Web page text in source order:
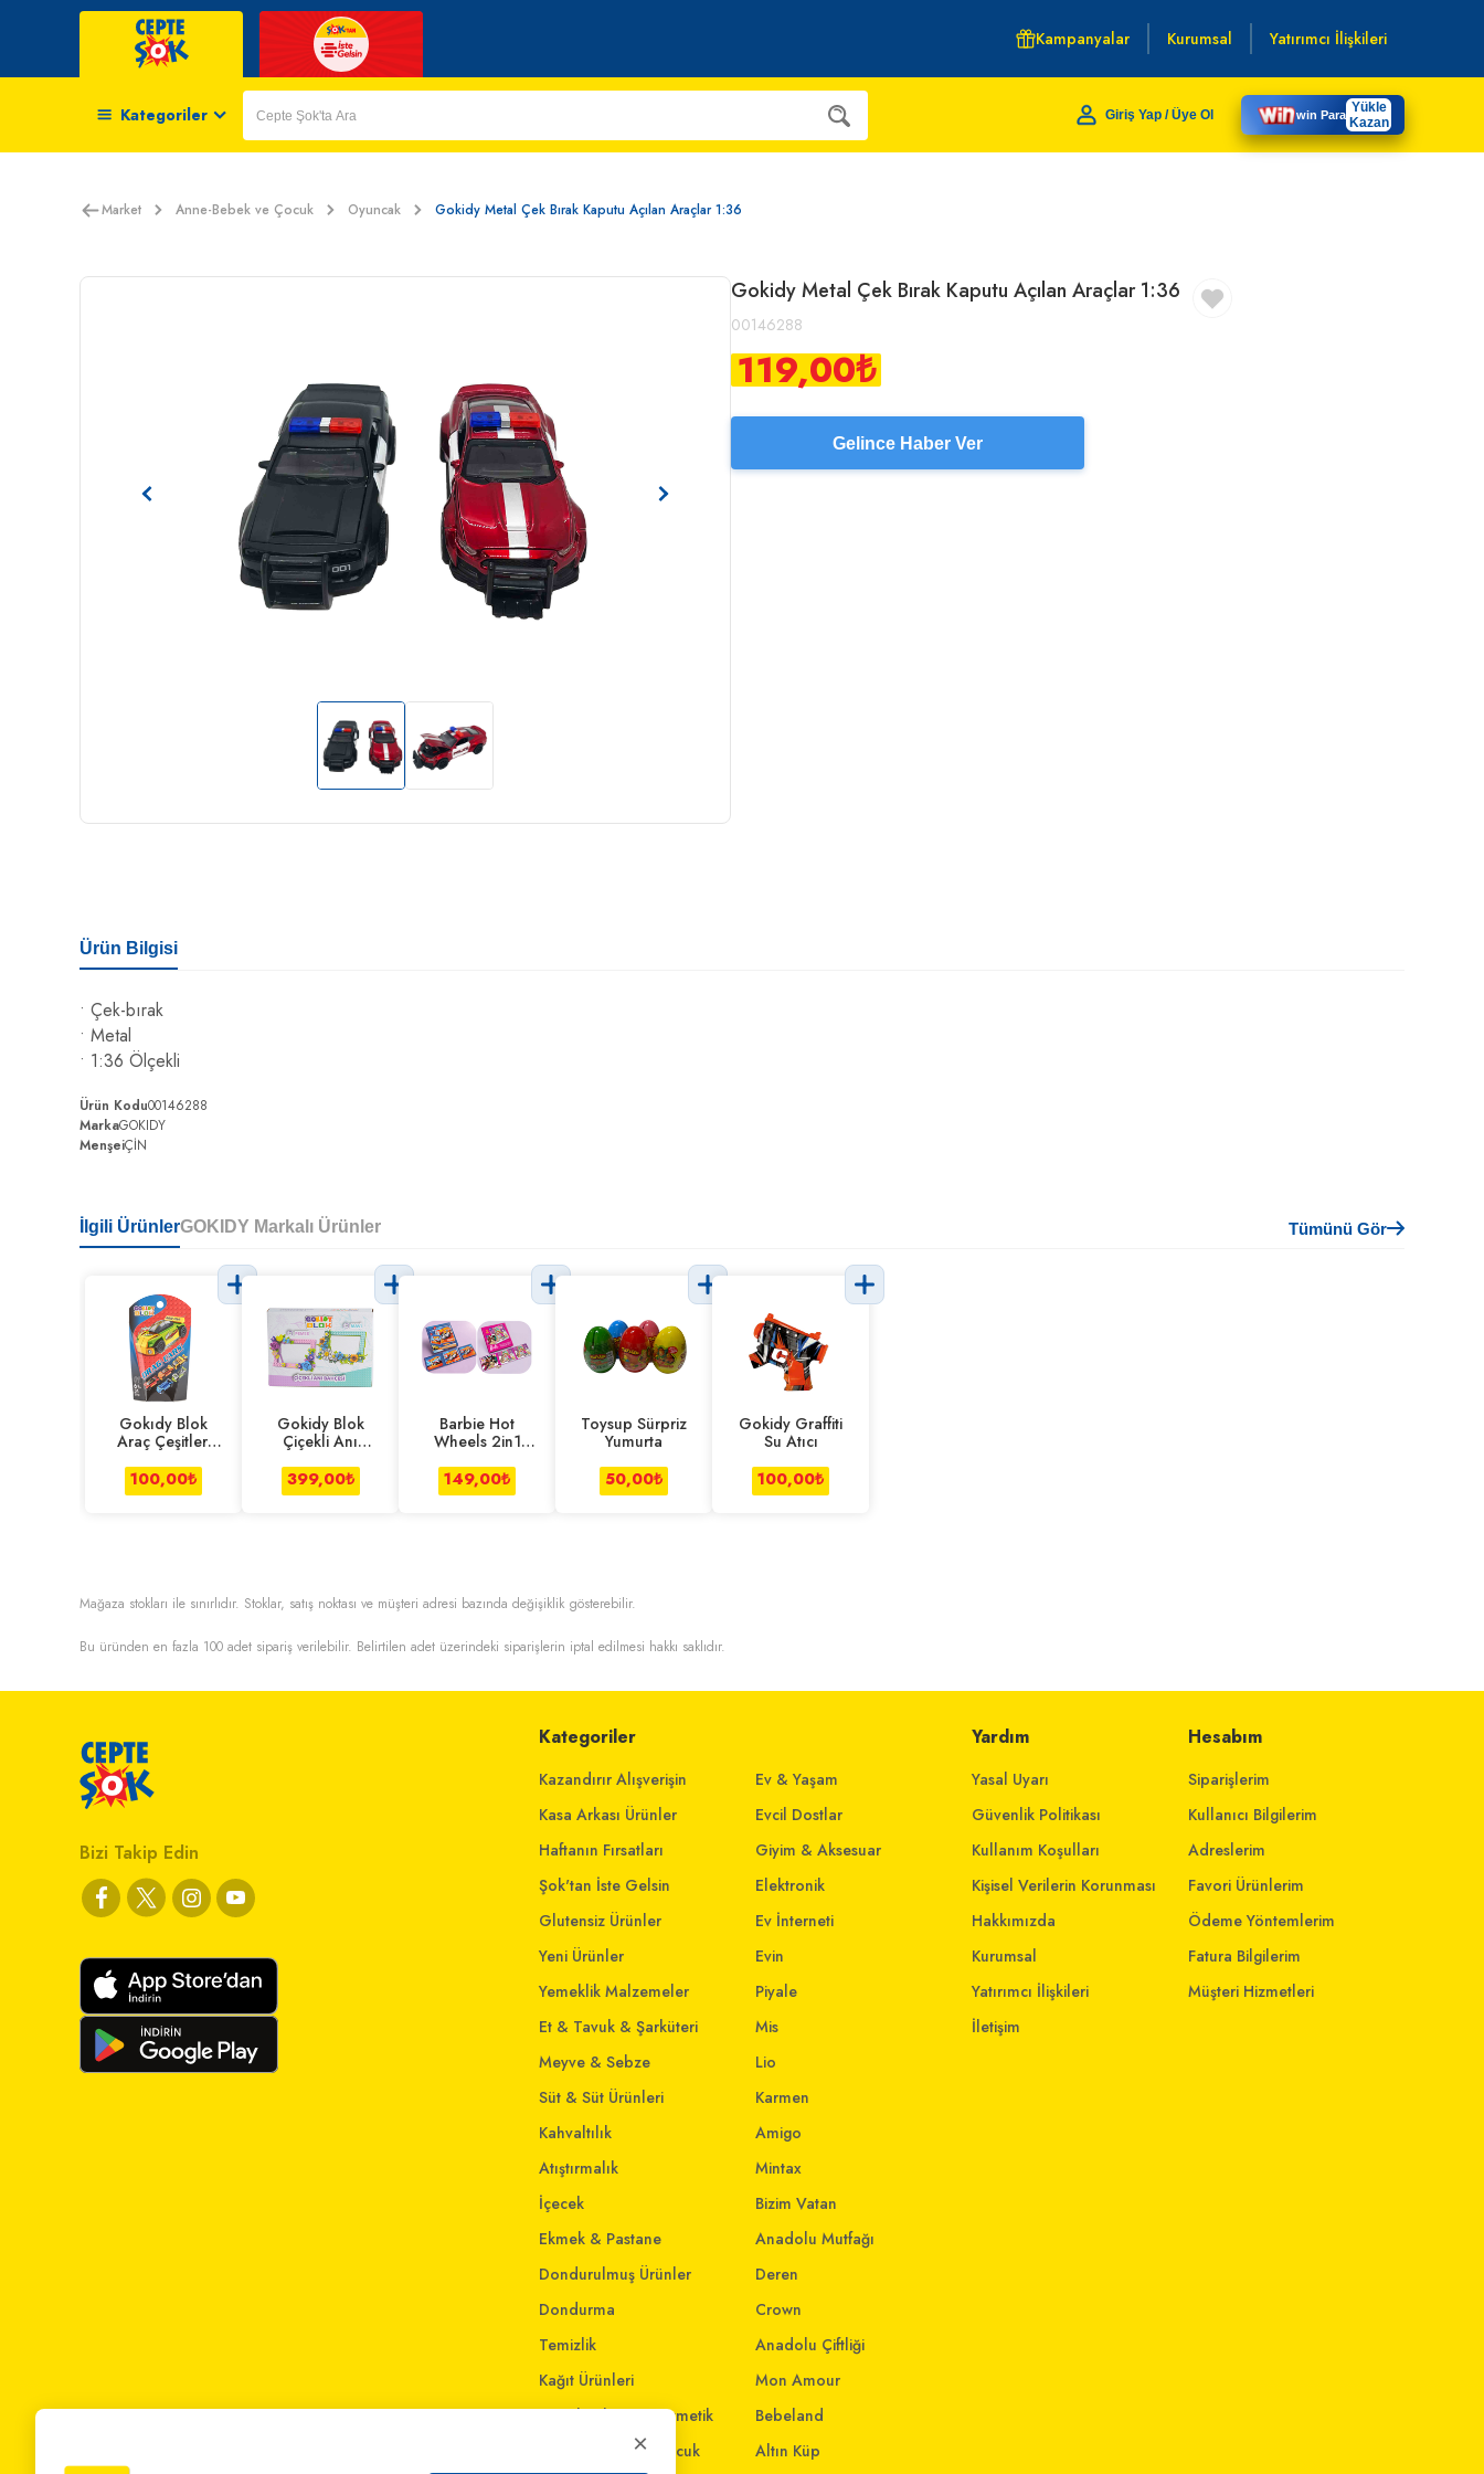
Kampanyalar Kurumsal Yatırımcı İlişkileri
Kategoriler Giriş Yap / Üye Ol win Para Yükle
Kazan
Market Anne-Bebek ve Çocuk Oyuncak Gokidy Metal Çek Bırak Kaputu Açılan Araçlar 1:36
Gokidy Metal Çek Bırak Kaputu Açılan Araçlar 1:36
00146288
119,00₺
Gelince Haber Ver
Ürün Bilgisi
• Çek-bırak
• Metal
• 1:36 Ölçekli
Ürün Kodu00146288
MarkaGOKIDY
MenşeiÇİN
İlgili ÜrünlerGOKIDY Markalı Ürünler Tümünü Gör
Gokıdy Blok
Araç Çeşitleri
100,00₺
Gokidy Blok
Çiçekli Anı
mavi
399,00₺
Barbie Hot
Wheels 2in1
149,00₺
Toysup Sürpriz
Yumurta
50,00₺
Gokidy Graffiti
Su Atıcı
100,00₺
Mağaza stokları ile sınırlıdır. Stoklar, satış noktası ve müşteri adresi bazında değişiklik gösterebilir.
Bu üründen en fazla 100 adet sipariş verilebilir. Belirtilen adet üzerindeki siparişlerin iptal edilmesi hakkı saklıdır.
Bizi Takip Edin
Kategoriler
Kazandırır Alışverişin
Kasa Arkası Ürünler
Haftanın Fırsatları
Şok'tan İste Gelsin
Glutensiz Ürünler
Yeni Ürünler
Yemeklik Malzemeler
Et & Tavuk & Şarküteri
Meyve & Sebze
Süt & Süt Ürünleri
Kahvaltılık
Atıştırmalık
İçecek
Ekmek & Pastane
Dondurulmuş Ürünler
Dondurma
Temizlik
Kağıt Ürünleri
Kişisel Bakım & Kozmetik
Anne - Bebek & Çocuk
Ev & Yaşam
Evcil Dostlar
Giyim & Aksesuar
Elektronik
Ev İnterneti
Evin
Piyale
Mis
Lio
Karmen
Amigo
Mintax
Bizim Vatan
Anadolu Mutfağı
Deren
Crown
Anadolu Çiftliği
Mon Amour
Bebeland
Altın Küp
Yardım
Yasal Uyarı
Güvenlik Politikası
Kullanım Koşulları
Kişisel Verilerin Korunması
Hakkımızda
Kurumsal
Yatırımcı İlişkileri
İletişim
Hesabım
Siparişlerim
Kullanıcı Bilgilerim
Adreslerim
Favori Ürünlerim
Ödeme Yöntemlerim
Fatura Bilgilerim
Müşteri Hizmetleri
×